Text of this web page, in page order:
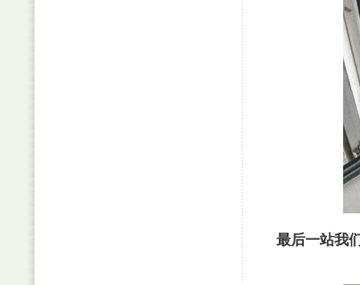
最后一站我